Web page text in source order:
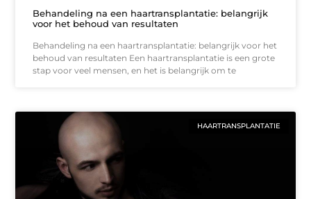
Behandeling na een haartransplantatie: belangrijk
voor het behoud van resultaten
Behandeling na een haartransplantatie: belangrijk voor het
behoud van resultaten Een haartransplantatie is een grote
stap voor veel mensen, en het is belangrijk om te
HAARTRANSPLANTATIE